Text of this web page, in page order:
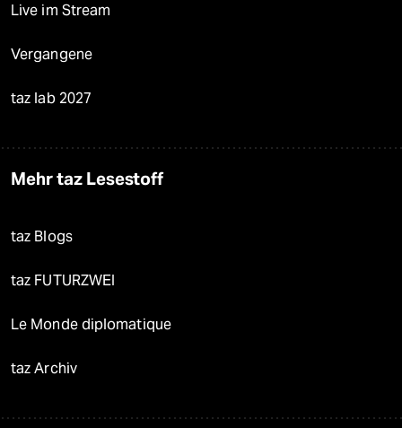
Live im Stream
Vergangene
taz lab 2027
Mehr taz Lesestoff
taz Blogs
taz FUTURZWEI
Le Monde diplomatique
taz Archiv